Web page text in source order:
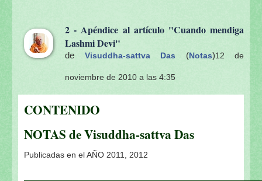
2 - Apéndice al artículo "Cuando mendiga
Lashmi Devi"
de Visuddha-sattva Das (Notas)12 de
noviembre de 2010 a las 4:35
CONTENIDO
NOTAS de Visuddha-sattva Das
Publicadas en el AÑO 2011, 2012